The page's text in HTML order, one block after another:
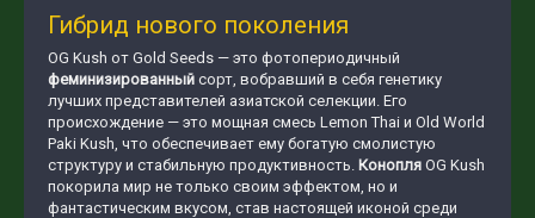
Гибрид нового поколения
OG Kush от Gold Seeds — это фотопериодичный
феминизированный сорт, вобравший в себя генетику
лучших представителей азиатской селекции. Его
происхождение — это мощная смесь Lemon Thai и Old World
Paki Kush, что обеспечивает ему богатую смолистую
структуру и стабильную продуктивность. Конопля OG Kush
покорила мир не только своим эффектом, но и
фантастическим вкусом, став настоящей иконой среди